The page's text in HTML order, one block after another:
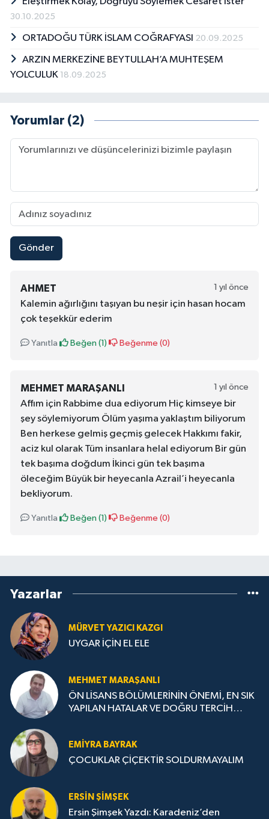
30.10.2025
ORTADOĞU TÜRK İSLAM COĞRAFYASI 20.09.2025
ARZIN MERKEZİNE BEYTULLAH’A MUHTEŞEM
YOLCULUK 18.09.2025
Yorumlar (2)
Gönder
AHMET 1 yıl önce
Kalemin ağırlığını taşıyan bu neşir için hasan hocam
çok teşekkür ederim
Yanıtla Beğen (1 ) Beğenme (0)
MEHMET MARAŞANLI 1 yıl önce
Affım için Rabbime dua ediyorum Hiç kimseye bir
şey söylemiyorum Ölüm yaşıma yaklaştım biliyorum
Ben herkese gelmiş geçmiş gelecek Hakkımı fakir,
aciz kul olarak Tüm insanlara helal ediyorum Bir gün
tek başıma doğdum İkinci gün tek başıma
öleceğim Büyük bir heyecanla Azrail’i heyecanla
bekliyorum.
Yanıtla Beğen (1 ) Beğenme (0)
Yazarlar
MÜRVET YAZICI KAZGI
UYGAR İÇİN EL ELE
MEHMET MARAŞANLI
ÖN LİSANS BÖLÜMLERİNİN ÖNEMİ, EN SIK
YAPILAN HATALAR VE DOĞRU TERCİH
EMIYRA BAYRAK
ÇOCUKLAR ÇİÇEKTİR SOLDURMAYALIM
ERSIN ŞIMŞEK
Ersin Şimşek Yazdı: Karadeniz’den